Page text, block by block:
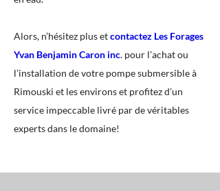
Alors, n’hésitez plus etcontactez Les Forages
Yvan Benjamin Caron inc. pour l’achat ou
l’installation de votre pompe submersible à
Rimouski et les environs et profitez d’un
service impeccable livré par de véritables
experts dans le domaine!